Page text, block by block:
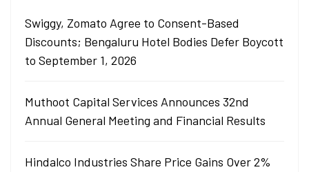
Swiggy, Zomato Agree to Consent-Based
Discounts; Bengaluru Hotel Bodies Defer Boycott
to September 1, 2026
Muthoot Capital Services Announces 32nd
Annual General Meeting and Financial Results
Hindalco Industries Share Price Gains Over 2%